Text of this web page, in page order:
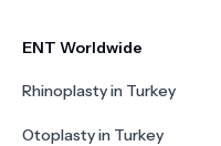
ENT Worldwide
Rhinoplasty in Turkey
Otoplasty in Turkey